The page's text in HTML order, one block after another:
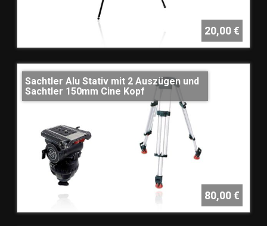
20,00 €
Sachtler Alu Stativ mit 2 Auszügen und
Sachtler 150mm Cine Kopf
80,00 €